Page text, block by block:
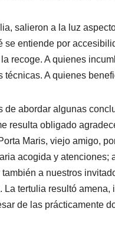
salieron a la luz
se entiende por
recoge. A quienes
técnicas. A quienes
de abordar algunas
resulta obligado
Maris, viejo amigo,
acogida y atenciones;
a nuestros
La tertulia resultó amena,
de las prácticamente